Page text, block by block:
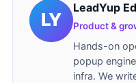
LeadYup
Product &
Hands-on
popup
infra. We